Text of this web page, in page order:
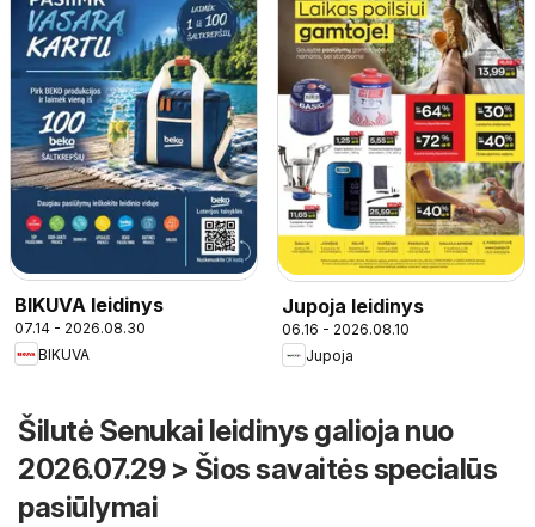
BIKUVA leidinys
07.14 - 2026.08.30
BIKUVA
Jupoja leidinys
06.16 - 2026.08.10
Jupoja
Šilutė Senukai leidinys galioja nuo
2026.07.29 > Šios savaitės specialūs
pasiūlymai